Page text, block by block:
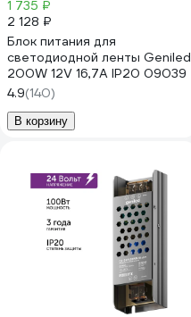
1 735 ₽
2 128 ₽
Блок питания для
светодиодной ленты Geniled
200W 12V 16,7А IP20 09039
4.9(140)
В корзину